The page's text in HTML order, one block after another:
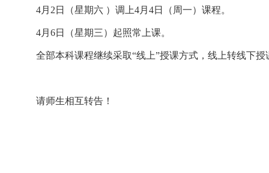
4月 2 日（星期六 ）调上4月 4日（周一）课程。
4月 6日（星期三）起照常上课。
全部本科课程继续采取“线上”授课方式，线上转线下
请师生相互转告！